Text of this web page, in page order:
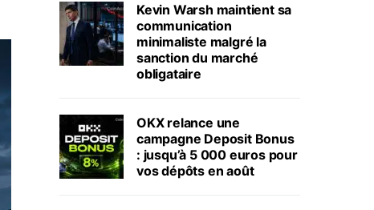
Kevin Warsh maintient sa
communication
minimaliste malgré la
sanction du marché
obligataire
OKX relance une
campagne Deposit Bonus
: jusqu’à 5 000 euros pour
vos dépôts en août